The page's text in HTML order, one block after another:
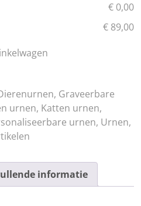
€ 0,00
€ 89,00
, Graveerbare
urnen, Katten urnen,
urnen, Urnen,
informatie